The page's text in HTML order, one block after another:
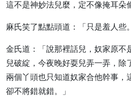
這不是神妙法兒麼，定不像掩耳朵
麻氏笑了點點頭道：「只是羞人些
金氏道：「說那裡話兒，奴家原不
兒破綻，今夜晚好耍兒弄一弄，除
兩個丫頭也只知道奴家合他幹事，
卻不將錯就錯。」